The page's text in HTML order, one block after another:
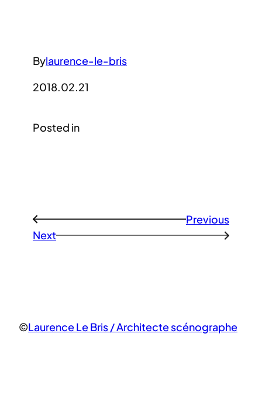
Bylaurence-le-bris
2018.02.21
Posted in
←
Previous
Next
→
©Laurence Le Bris / Architecte scénographe